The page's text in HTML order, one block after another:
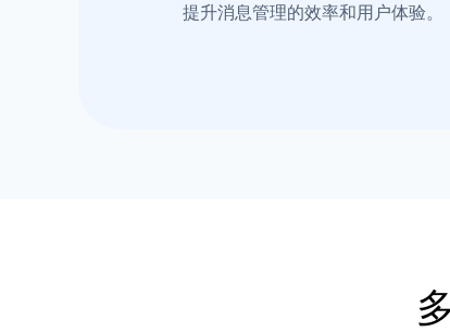
提升消息管理的效率和用户体验。